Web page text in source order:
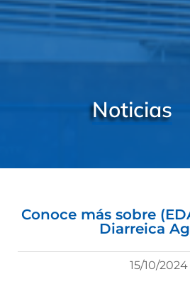
Noticias
Conoce más sobre
Diarreica
15/10/2024